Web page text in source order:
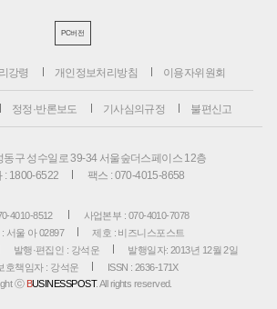
PC버전
강령 개인정보처리방침 이용자위원회
정정·반론보도 기사심의규정 불편신고
동구 성수일로 39-34 서울숲더스페이스 12층
: 1800-6522
팩스 : 070-4015-8658
4010-8512
사업본부 : 070-4010-7078
서울 아 02897
제호 : 비즈니스포스트
발행·편집인 : 강석운
발행일자: 2013년 12월 2일
호책임자 : 강석운
ISSN : 2636-171X
ⓒ BUSINESSPOST. All rights reserved.